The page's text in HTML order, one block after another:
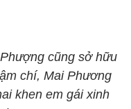
cũng sở hữu
chí, Mai Phương
khen em gái xinh